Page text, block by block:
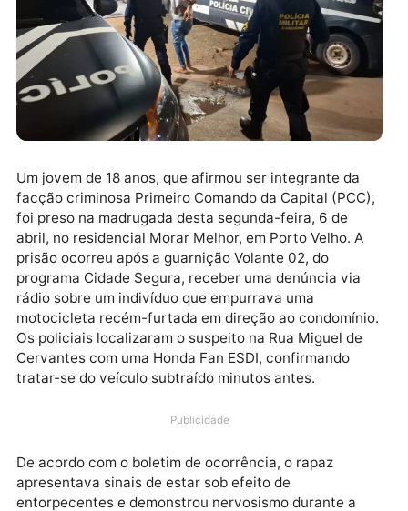
Um jovem de 18 anos, que afirmou ser integrante da
facção criminosa Primeiro Comando da Capital
foi preso na madrugada desta segunda-feira, 6 de
abril, no residencial Morar Melhor, em Porto Velho. A
prisão ocorreu após a guarnição Volante 02, do
programa Cidade Segura, receber uma denúncia via
rádio sobre um indivíduo que empurrava uma
motocicleta recém-furtada em direção ao
Cervantes com uma Honda Fan ESDI, confirmando
tratar-se do veículo subtraído minutos antes.